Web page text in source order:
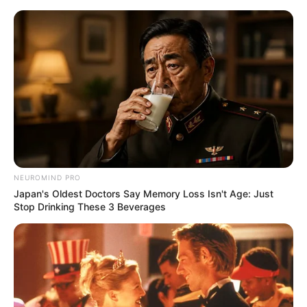
Insel Mainau - Schmetterlingshaus
Insel Mainau Bodensee Hotels Bodensee
«zurück Insel Mainau weiter »
NEUROMIND PRO
Japan's Oldest Doctors Say Memory Loss Isn't Age: Just
Stop Drinking These 3 Beverages